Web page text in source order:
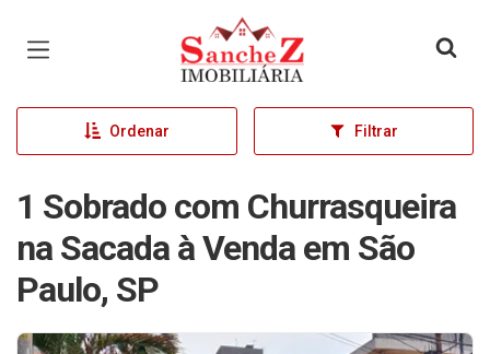
Página inicial
Ordenar Filtrar
1 Sobrado com Churrasqueira
na Sacada à Venda em São
Paulo, SP